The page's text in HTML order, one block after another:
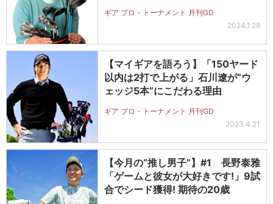
ギア プロ・トーナメント 月刊GD
2024.1.28
【マイギアを語ろう】「150ヤード
以内は2打で上がる」石川遼が“ウ
ェッジ5本”にこだわる理由
ギア プロ・トーナメント 月刊GD
2023.4.21
【今月の“推し男子”】#1 長野泰雅
「ゲームと彼女が大好きです!」9試
合でシード獲得! 期待の20歳